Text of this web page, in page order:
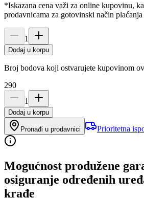
*Iskazana cena važi za online kupovinu,
prodavnicama za gotovinski način plaćanja
1
Dodaj u korpu
Broj bodova koji ostvarujete kupovinom
290
1
Dodaj u korpu
Pronađi u prodavnici Prioritetna
Mogućnost produžene
osiguranje određenih
krađe